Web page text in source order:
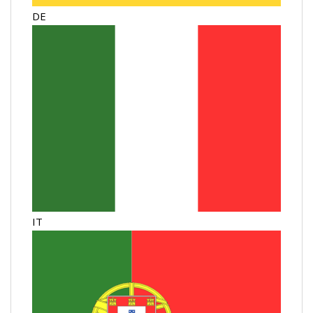
DE
IT